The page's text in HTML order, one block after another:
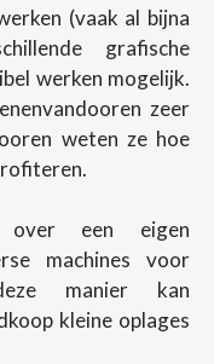
(vaak al bijna
grafische
werken mogelijk.
zeer
weten ze hoe
over een eigen
machines voor
manier kan
kleine oplages